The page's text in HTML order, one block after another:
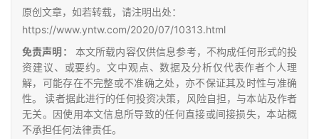
糖
网
众
号
现
原创文章，如若转载，请注明出处：
https://www.yntw.com/2020/07/10313.html
免责声明：
本文所载内容仅供信息参考，不构成任何形式的投
资建议、或要约。文中观点、数据及分析仅代表作者个人理
解，可能存在不完整或不准确之处，亦不保证其及时性与准确
性。 读者据此进行的任何投资决策，风险自担，与本站及作者
无关。因使用本文信息所导致的任何直接或间接损失，本站概
不承担任何法律责任。